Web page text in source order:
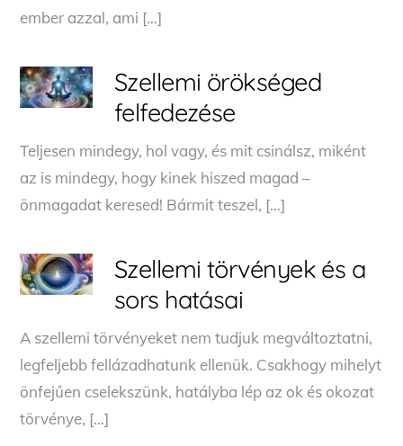
ember azzal, ami […]
Szellemi örökséged
felfedezése
Teljesen mindegy, hol vagy, és mit csinálsz, miként
az is mindegy, hogy kinek hiszed magad –
önmagadat keresed! Bármit teszel, […]
Szellemi törvények és a
sors hatásai
A szellemi törvényeket nem tudjuk megváltoztatni,
legfeljebb fellázadhatunk ellenük. Csakhogy mihelyt
önfejűen cselekszünk, hatályba lép az ok és okozat
törvénye, […]